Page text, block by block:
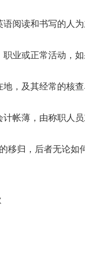
阅读和书写的人
业或正常活动，
，及其经常的核
计帐薄，由称职人
移归，后者无论如